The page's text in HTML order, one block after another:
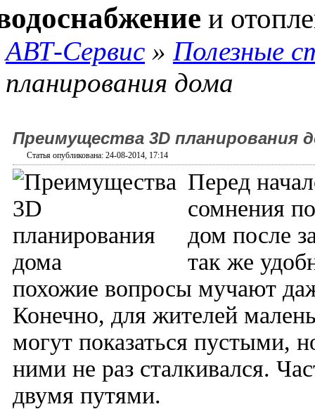
и
АВТ-Сервис » Полезные
планирования дома
Преимущества 3D планирования
Статья опубликована: 24-08-2014, 17:14
Перед
сомнения
дом после
так же
похожие вопросы мучают
Конечно, для жителей
могут показаться пустыми,
ними не раз сталкивался.
двумя путями.